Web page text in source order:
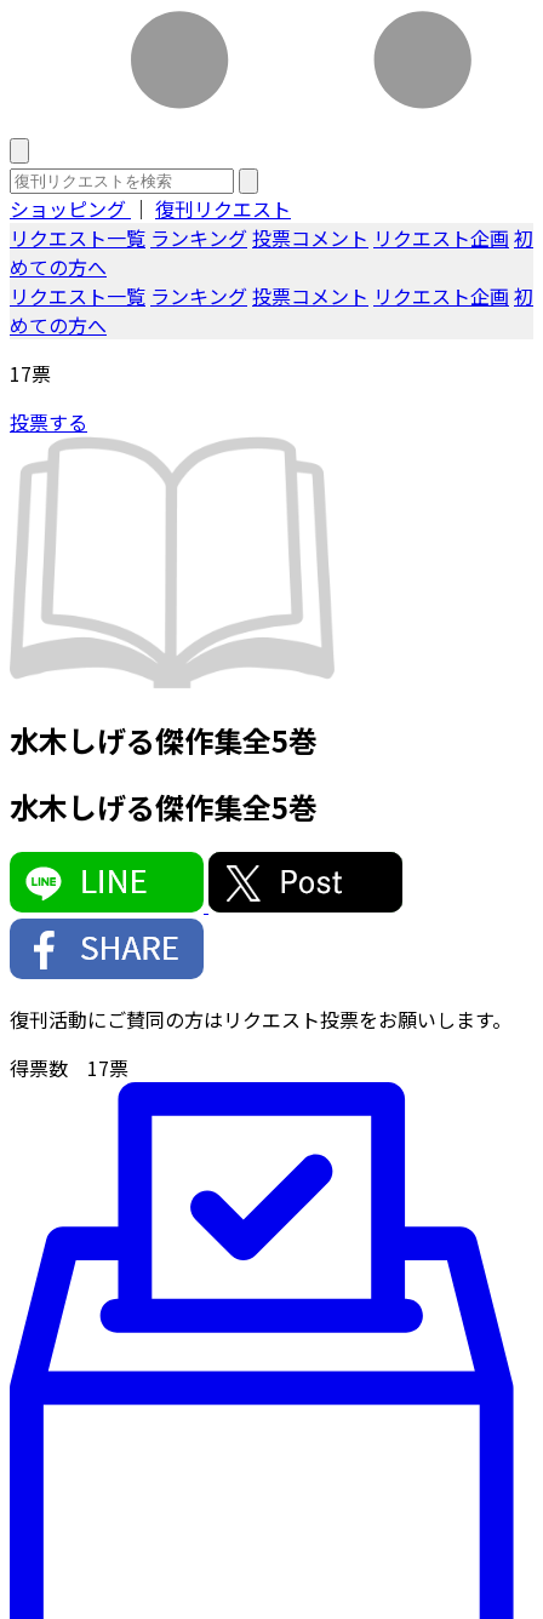
ショッピング ｜ 復刊リクエスト
リクエスト一覧 ランキング投票コメント リクエスト企画 初
めての方へ
リクエスト一覧 ランキング投票コメント リクエスト企画 初
めての方へ
17票
投票する
水木しげる傑作集全5巻
水木しげる傑作集全5巻
復刊活動にご賛同の方はリクエスト投票をお願いします。
得票数 17票